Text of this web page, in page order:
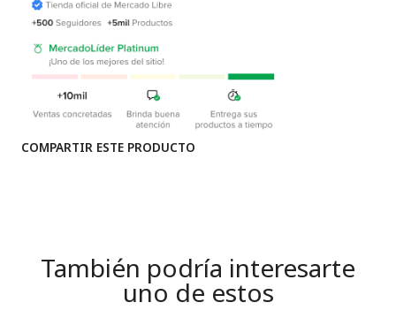
COMPARTIR ESTE PRODUCTO
También podría interesarte
uno de estos